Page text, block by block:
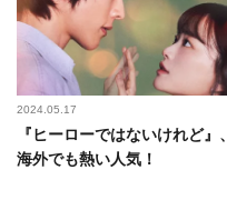
2024.05.17
『ヒーローではないけれど』、
海外でも熱い人気！